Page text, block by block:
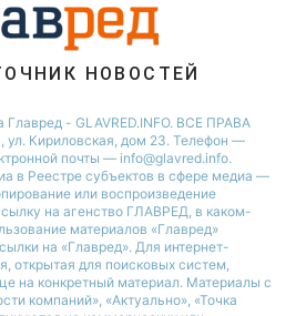
НОВОСТЕЙ
- GLAVRED.INFO. ВСЕ ПРАВА
Кириловская, дом 23. Телефон —
почты — info@glavred.info.
в Реестре cубъектов в сфере медиа —
или воспроизведение
на агенство ГЛАВРЕД, в каком-
материалов «Главред»
на «Главред». Для интернет-
открытая для поисковых систем,
на конкретный материал. Материалы с
компаний», «Актуально», «Точка